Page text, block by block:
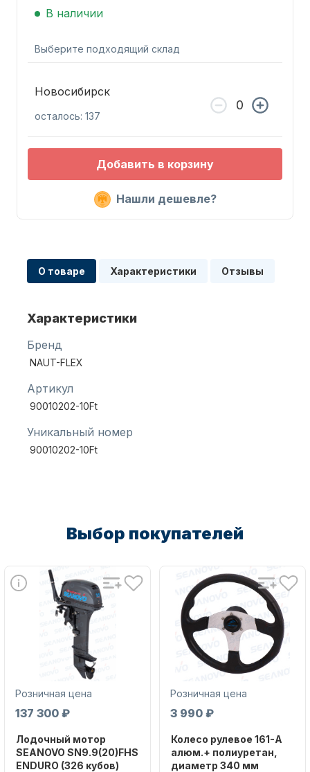
Запчасти для ПЛМ
Масла для лодочных моторов
Дистанционное управление
Аксессуары для лодок и
катеров
В наличии
Выберите подходящий склад
Новосибирск
осталось: 137
Добавить в корзину
Нашли дешевле?
О товаре Характеристики Отзывы
Характеристики
Бренд
NAUT-FLEX
Артикул
90010202-10Ft
Уникальный номер
90010202-10Ft
Выбор покупателей
Розничная цена
137 300 ₽
Лодочный мотор
SEANOVO SN9.9(20)FHS
ENDURO (326 кубов)
Розничная цена
3 990 ₽
Колесо рулевое 161-A
алюм.+ полиуретан,
диаметр 340 мм